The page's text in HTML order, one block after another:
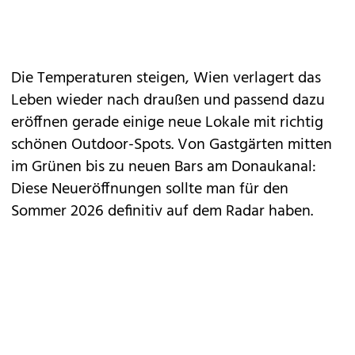
Die Temperaturen steigen, Wien verlagert das
Leben wieder nach draußen und passend dazu
eröffnen gerade einige neue Lokale mit richtig
schönen Outdoor-Spots. Von Gastgärten mitten
im Grünen bis zu neuen Bars am Donaukanal:
Diese Neueröffnungen sollte man für den
Sommer 2026 definitiv auf dem Radar haben.